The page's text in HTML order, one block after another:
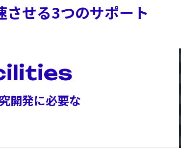
させる3つのサポート
開発に必要な